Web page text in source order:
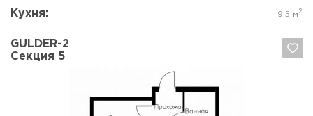
Кухня: 9.5 м 2
GULDER-2
Секция 5